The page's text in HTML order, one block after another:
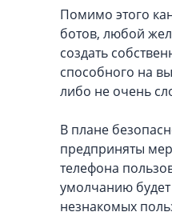
Помимо этого
ботов, любой
создать
способного на
либо не очень
В плане
предприняты
телефона
умолчанию будет
незнакомых